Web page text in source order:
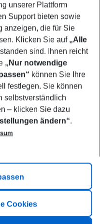
unserer Plattform
Support bieten sowie
anzeigen, die für Sie
Klicken Sie auf „Alle
sind. Ihnen reicht
„Nur notwendige
können Sie Ihre
festlegen. Sie können
selbstverständlich
– klicken Sie dazu
ändern“.
Cookies